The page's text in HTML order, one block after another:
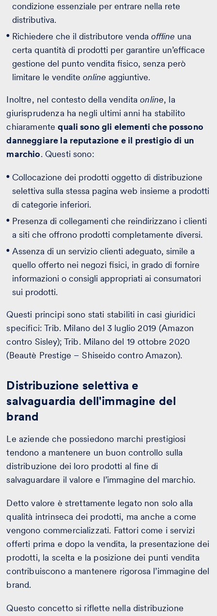
condizione essenziale per entrare nella rete
distributiva.
Richiedere che il distributore vendaoffline una
certa quantità di prodotti per garantire un’efficace
gestione del punto vendita fisico, senza però
limitare le venditeonline aggiuntive.
Inoltre, nel contesto della venditaonline, la
giurisprudenza ha negli ultimi anni ha stabilito
chiaramentequali sono gli elementi che possono
danneggiare la reputazione e il prestigio di un
marchio. Questi sono:
Collocazione dei prodotti oggetto di distribuzione
selettiva sulla stessa pagina web insieme a prodotti
di categorie inferiori.
Presenza di collegamenti che reindirizzano i clienti
a siti che offrono prodotti completamente diversi.
Assenza di un servizio clienti adeguato, simile a
quello offerto nei negozi fisici, in grado di fornire
informazioni o consigli appropriati ai consumatori
sui prodotti.
Questi principi sono stati stabiliti in casi giuridici
specifici: Trib. Milano del 3 luglio 2019 (Amazon
contro Sisley); Trib. Milano del 19 ottobre 2020
(Beautè Prestige – Shiseido contro Amazon).
Distribuzione selettiva e
salvaguardia dell'immagine del
brand
Le aziende che possiedono marchi prestigiosi
tendono a mantenere un buon controllo sulla
distribuzione dei loro prodotti al fine di
salvaguardare il valore e l’immagine del marchio.
Detto valore è strettamente legato non solo alla
qualità intrinseca dei prodotti, ma anche a come
vengono commercializzati. Fattori come i servizi
offerti prima e dopo la vendita, la presentazione dei
prodotti, la scelta e la posizione dei punti vendita
contribuiscono a mantenere rigorosa l’immagine del
brand.
Questo concetto si riflette nella distribuzione